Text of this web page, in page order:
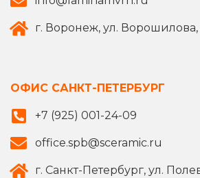
г. Воронеж, ул. Ворошилова,
ОФИС САНКТ-ПЕТЕРБУРГ
+7 (925) 001-24-09
office.spb@sceramic.ru
г. Санкт-Петербург, ул.